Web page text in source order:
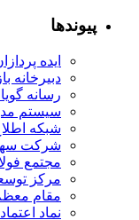
پیوندها
ایده
دبیرخانه
رسانه
سیستم
شبکه
شرکت
مجتمع
مرکز
مقام
نماد